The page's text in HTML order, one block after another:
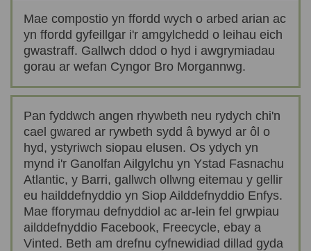
Mae compostio yn ffordd wych o arbed arian ac
yn ffordd gyfeillgar i'r amgylchedd o leihau eich
gwastraff. Gallwch ddod o hyd i awgrymiadau
gorau ar wefan Cyngor Bro Morgannwg.
Pan fyddwch angen rhywbeth neu rydych chi'n
cael gwared ar rywbeth sydd â bywyd ar ôl o
hyd, ystyriwch siopau elusen. Os ydych yn
mynd i'r Ganolfan Ailgylchu yn Ystad Fasnachu
Atlantic, y Barri, gallwch ollwng eitemau y gellir
eu hailddefnyddio yn Siop Ailddefnyddio Enfys.
Mae fforymau defnyddiol ac ar-lein fel grwpiau
ailddefnyddio Facebook, Freecycle, ebay a
Vinted. Beth am drefnu cyfnewidiad dillad gyda